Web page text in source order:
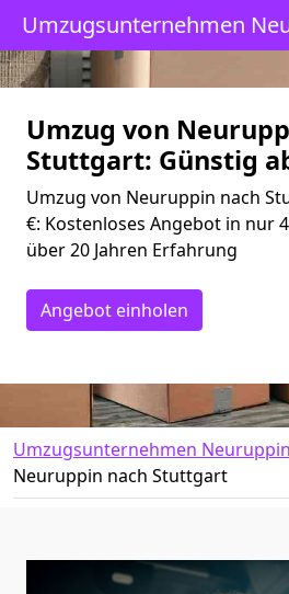
Umzugsunternehmen
Umzug von
Stuttgart: Günstig
Umzug von Neuruppin nach
€: Kostenloses Angebot in nur
über 20 Jahren Erfahrung
Angebot einholen
Umzugsunternehmen Neuruppin
Neuruppin nach Stuttgart